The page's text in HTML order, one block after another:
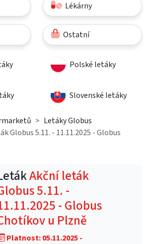
Lékárny
Ostatní
Polské letáky
Slovenské letáky
Letáky Globus
Globus 5.11. - 11.11.2025 - Globus
Akční leták
5.11. -
- Globus
u Plzně
Platnost: 05.11.2025 -